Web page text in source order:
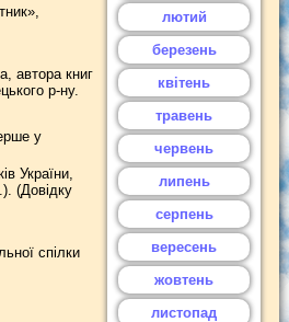
автора книг
р-ну.
у
України,
(Довідку
спілки
лютий
березень
квітень
травень
червень
липень
серпень
вересень
жовтень
листопад